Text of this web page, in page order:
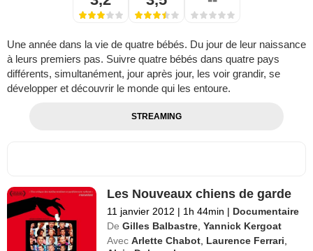
Une année dans la vie de quatre bébés. Du jour de leur naissance
à leurs premiers pas. Suivre quatre bébés dans quatre pays
différents, simultanément, jour après jour, les voir grandir, se
développer et découvrir le monde qui les entoure.
STREAMING
Les Nouveaux chiens de garde
11 janvier 2012 | 1h 44min | Documentaire
De Gilles Balbastre ,Yannick Kergoat
Avec Arlette Chabot Laurence Ferrari